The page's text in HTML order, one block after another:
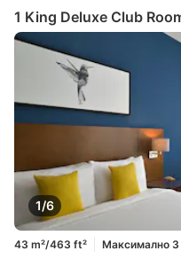
1 King Deluxe Club
1/6
43 m²/463 ft² Максимално 3